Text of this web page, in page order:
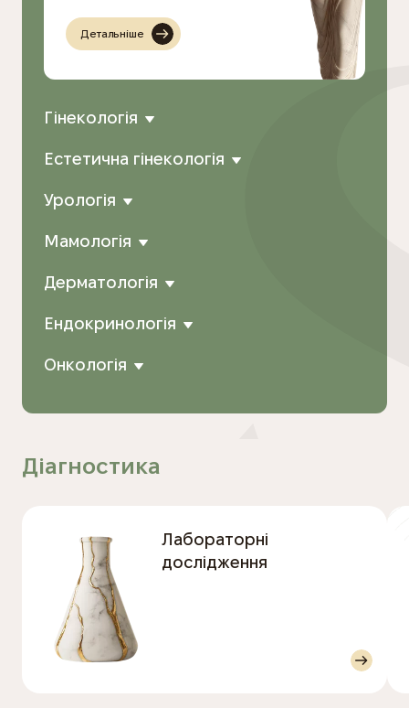
Детальніше
Гінекологія
Естетична гінекологія
Урологія
Мамологія
Дерматологія
Ендокринологія
Онкологія
Діагностика
Лабораторні
дослідження